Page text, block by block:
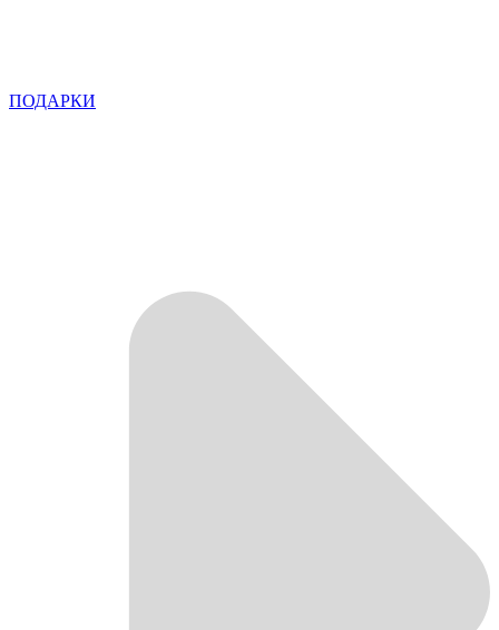
ПОДАРКИ